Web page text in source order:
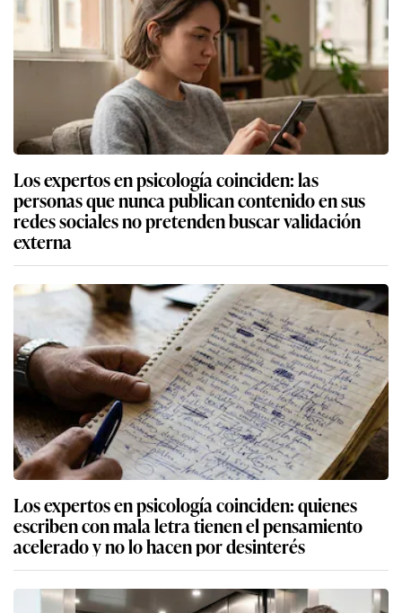
Los expertos en psicología coinciden: las
personas que nunca publican contenido en sus
redes sociales no pretenden buscar validación
externa
Los expertos en psicología coinciden: quienes
escriben con mala letra tienen el pensamiento
acelerado y no lo hacen por desinterés